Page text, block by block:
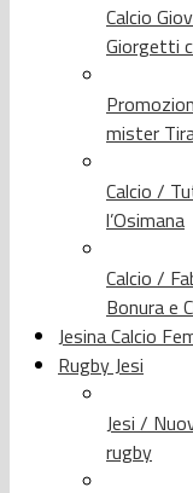
Calcio
Giorgetti
mister
Calcio /
l’Osimana
Calcio /
Bonura e
Jesina Calcio
Rugby Jesi
Jesi /
rugby